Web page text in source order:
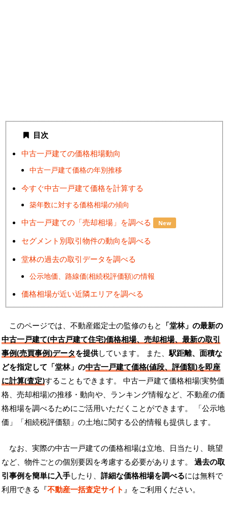
目次
中古一戸建ての価格相場動向
中古一戸建て価格の年別推移
今すぐ中古一戸建て価格を計算する
築年数に対する価格相場の傾向
中古一戸建ての「売却相場」を調べる New
セグメント別取引物件の動向を調べる
堂林の過去の取引データを調べる
公示地価、路線価(相続税評価額)の情報
価格相場が近い近隣エリアを調べる
このページでは、不動産鑑定士の監修のもと 「堂林」の最新の
中古一戸建て(中古戸建て住宅)価格相場、売却相場、最新の取引
事例(売買事例)データを提供しています。 また、駅距離、面積な
どを指定して「堂林」の中古一戸建て価格(値段、評価額)を即座
に計算(査定)することもできます。 中古一戸建て価格相場(実勢価
格、売却相場)の推移・動向や、ランキング情報など、不動産の価
格相場を調べるためにご活用いただくことができます。
「公示地
価」「相続税評価額」の土地に関する公的情報も提供します。
なお、実際の中古一戸建ての価格相場は立地、日当たり、眺望
など、物件ごとの個別要因を考慮する必要があります。 過去の取
引事例を簡単に入手したり、 詳細な価格相場を調べるには無料で
利用できる『不動産一括査定サイト 』をご利用ください。